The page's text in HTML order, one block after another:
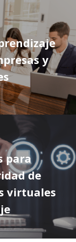
y
para
de
virtuales